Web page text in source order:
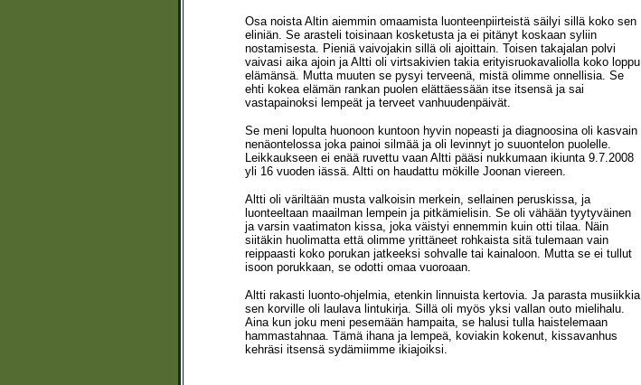
Osa noista Altin aiemmin omaamista luonteenpiirteistä säilyi sillä koko sen
eliniän. Se arasteli toisinaan kosketusta ja ei pitänyt koskaan syliin
nostamisesta. Pieniä vaivojakin sillä oli ajoittain. Toisen takajalan polvi
vaivasi aika ajoin ja Altti oli virtsakivien takia erityisruokavaliolla koko loppu
elämänsä. Mutta muuten se pysyi terveenä, mistä olimme onnellisia. Se
ehti kokea elämän rankan puolen elättäessään itse itsensä ja sai
vastapainoksi lempeät ja terveet vanhuudenpäivät.
Se meni lopulta huonoon kuntoon hyvin nopeasti ja diagnoosina oli kasvain
nenäontelossa joka painoi silmää ja oli levinnyt jo suuontelon puolelle.
Leikkaukseen ei enää ruvettu vaan Altti pääsi nukkumaan ikiunta 9.7.2008
yli 16 vuoden iässä. Altti on haudattu mökille Joonan viereen.
Altti oli väriltään musta valkoisin merkein, sellainen peruskissa, ja
luonteeltaan maailman lempein ja pitkämielisin. Se oli vähään tyytyväinen
ja varsin vaatimaton kissa, joka väistyi ennemmin kuin otti tilaa. Näin
siitäkin huolimatta että olimme yrittäneet rohkaista sitä tulemaan vain
reippaasti koko porukan jatkeeksi sohvalle tai kainaloon. Mutta se ei tullut
isoon porukkaan, se odotti omaa vuoroaan.
Altti rakasti luonto-ohjelmia, etenkin linnuista kertovia. Ja parasta musiikkia
sen korville oli laulava lintukirja. Sillä oli myös yksi vallan outo mielihalu.
Aina kun joku meni pesemään hampaita, se halusi tulla haistelemaan
hammastahnaa. Tämä ihana ja lempeä, koviakin kokenut, kissavanhus
kehräsi itsensä sydämiimme ikiajoiksi.